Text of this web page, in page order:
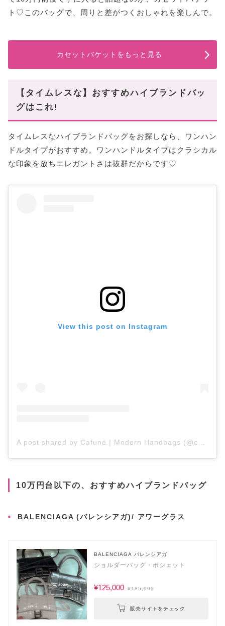
ト♡このバッグで、周りと差がつくおしゃれを楽しんで。
カセットバケットをもっと見る
【タイムレスな】おすすめハイブランドバッ
グはこれ!
タイムレスなハイブランドバッグをお探しなら、ワンハン
ドルタイプがおすすめ。ワンハンドルタイプはクラシカル
な印象を放ちエレガントさは抜群だからです♡
View this post on Instagram
A post shared by Cafuné | Modern Handbags (@cafune.official)
10万円台以下の、おすすめハイブランドバッグ
BALENCIAGA (バレンシアガ)/ アワーグラス
BALENCIAGA バレンシアガ
ショルダーバッグ・ポシェット
¥125,000 ¥185,900
販売サイトをチェック